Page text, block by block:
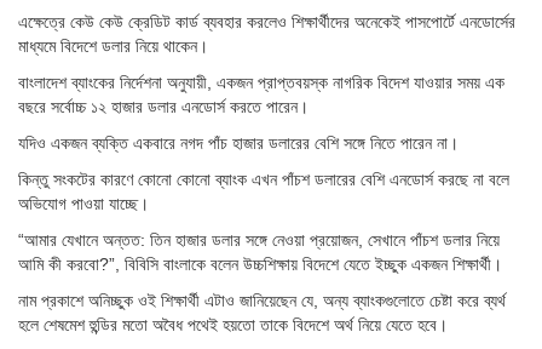
এক্ষেত্রে কেউ কেউ ক্রেডিট কার্ড ব্যবহার করলেও শিক্ষার্থীদের অনেকেই পাসপোর্টে এনডোর্সের
মাধ্যমে বিদেশে ডলার নিয়ে থাকেন।
বাংলাদেশ ব্যাংকের নির্দেশনা অনুযায়ী, একজন প্রাপ্তবয়স্ক নাগরিক বিদেশ যাওয়ার সময় এক
বছরে সর্বোচ্চ ১২ হাজার ডলার এনডোর্স করতে পারেন।
যদিও একজন ব্যক্তি একবারে নগদ পাঁচ হাজার ডলারের বেশি সঙ্গে নিতে পারেন না।
কিন্তু সংকটের কারণে কোনো কোনো ব্যাংক এখন পাঁচশ ডলারের বেশি এনডোর্স করছে না বলে
অভিযোগ পাওয়া যাচ্ছে।
“আমার যেখানে অন্তত: তিন হাজার ডলার সঙ্গে নেওয়া প্রয়োজন, সেখানে পাঁচশ ডলার নিয়ে
আমি কী করবো?”, বিবিসি বাংলাকে বলেন উচ্চশিক্ষায় বিদেশে যেতে ইচ্ছুক একজন শিক্ষার্থী।
নাম প্রকাশে অনিচ্ছুক ওই শিক্ষার্থী এটাও জানিয়েছেন যে, অন্য ব্যাংকগুলোতে চেষ্টা করে ব্যর্থ
হলে শেষমেশ হুন্ডির মতো অবৈধ পথেই হয়তো তাকে বিদেশে অর্থ নিয়ে যেতে হবে।